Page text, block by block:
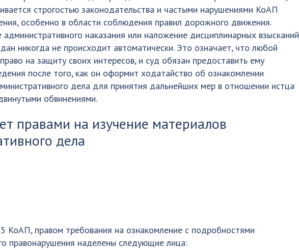
строгостью законодательства и частыми нарушениями КоАП
особенно в области соблюдения правил дорожного движения.
наказания или наложение дисциплинарных взысканий
никогда не происходит автоматически. Это означает, что любой
на защиту своих интересов, и суд обязан предоставить ему
после того, как он оформит ходатайство об ознакомлении
дела для принятия дальнейших мер в отношении истца
обвинениями.
правами на изучение материалов
дела
КоАП, правом требования на ознакомление с подробностями
правонарушения наделены следующие лица: